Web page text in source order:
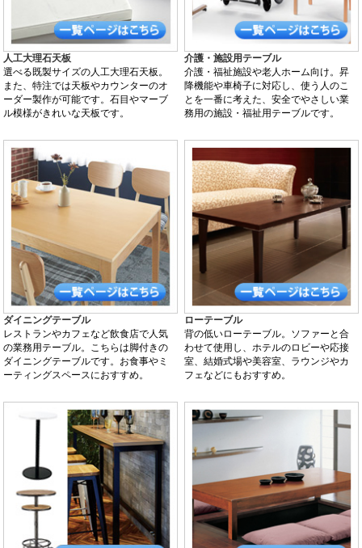
人工大理石天板
選べる既製サイズの人工大理石天板。
また、特注では天板やカウンターのオ
ーダー製作が可能です。石目やマーブ
ル模様がきれいな天板です。
介護・施設用テーブル
介護・福祉施設や老人ホーム向け。昇
降機能や車椅子に対応し、使う人のこ
とを一番に考えた、安全でやさしい業
務用の施設・福祉用テーブルです。
ダイニングテーブル
レストランやカフェなど飲食店で人気
の業務用テーブル。こちらは脚付きの
ダイニングテーブルです。お食事やミ
ーティングスペースにおすすめ。
ローテーブル
背の低いローテーブル。ソファーと合
わせて使用し、ホテルのロビーや応接
室、結婚式場や美容室、ラウンジやカ
フェなどにもおすすめ。